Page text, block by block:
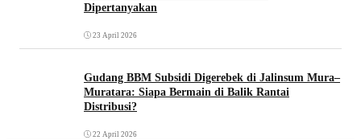
Dipertanyakan
23 April 2026
Gudang BBM Subsidi Digerebek di Jalinsum Mura–
Muratara: Siapa Bermain di Balik Rantai
Distribusi?
22 April 2026